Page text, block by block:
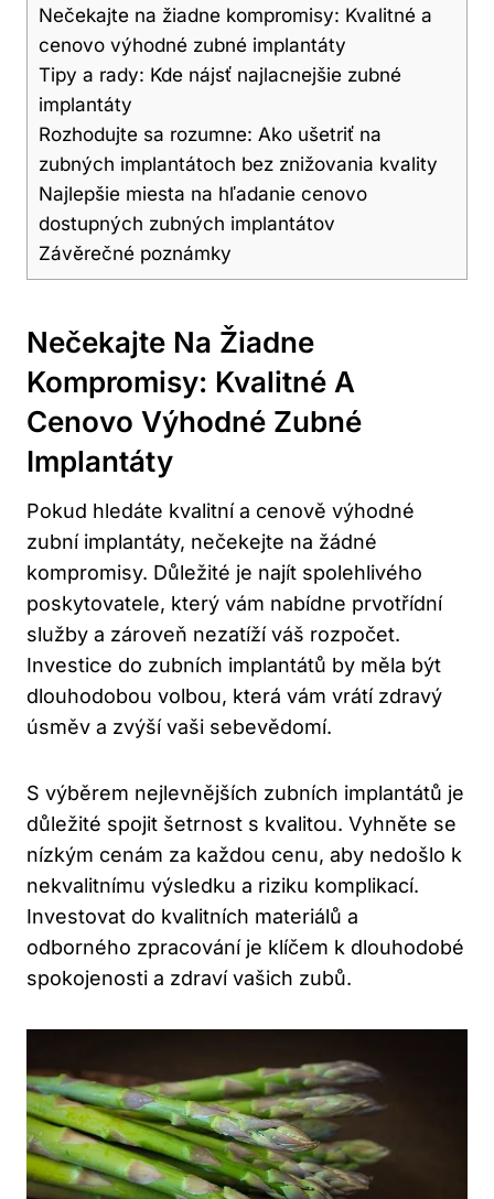
Nečekajte na žiadne kompromisy: Kvalitné a
cenovo výhodné zubné implantáty
Tipy a rady: Kde nájsť najlacnejšie zubné
implantáty
Rozhodujte sa rozumne: Ako ušetriť na
zubných implantátoch bez znižovania kvality
Najlepšie miesta na hľadanie cenovo
dostupných zubných implantátov
Závěrečné poznámky
Nečekajte Na Žiadne
Kompromisy: Kvalitné A
Cenovo Výhodné Zubné
Implantáty
Pokud hledáte kvalitní a cenově výhodné
zubní implantáty, nečekejte na žádné
kompromisy. Důležité je najít spolehlivého
poskytovatele, který vám nabídne prvotřídní
služby a zároveň nezatíží váš rozpočet.
Investice do zubních implantátů by měla být
dlouhodobou volbou, která vám vrátí zdravý
úsměv a zvýší vaši sebevědomí.
S výběrem nejlevnějších zubních implantátů je
důležité spojit šetrnost s kvalitou. Vyhněte se
nízkým cenám za každou cenu, aby nedošlo k
nekvalitnímu výsledku a riziku komplikací.
Investovat do kvalitních materiálů a
odborného zpracování je klíčem k dlouhodobé
spokojenosti a zdraví vašich zubů.